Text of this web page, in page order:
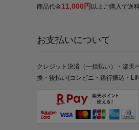
商品代金11,000円 以上ご購入で送
お支払いについて
クレジット決済（一括払い）・楽天
換・後払い(コンビニ・銀行振込・